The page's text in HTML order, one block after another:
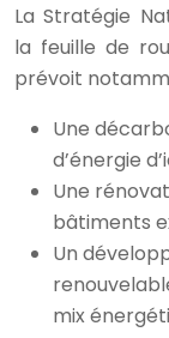
La Stratégie
la feuille de
prévoit
Une
d’énergie
Une
bâtiments
Un
mix